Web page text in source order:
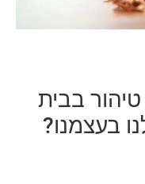
בבית
בעצמנו?